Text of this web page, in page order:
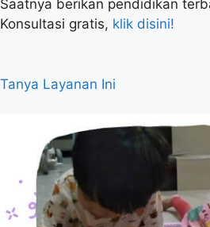
Saatnya berikan pendidikan
Konsultasi gratis, klik disini!
Tanya Layanan Ini